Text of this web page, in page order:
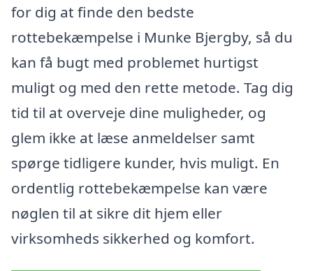
for dig at finde den bedste
rottebekæmpelse i Munke Bjergby, så du
kan få bugt med problemet hurtigst
muligt og med den rette metode. Tag dig
tid til at overveje dine muligheder, og
glem ikke at læse anmeldelser samt
spørge tidligere kunder, hvis muligt. En
ordentlig rottebekæmpelse kan være
nøglen til at sikre dit hjem eller
virksomheds sikkerhed og komfort.